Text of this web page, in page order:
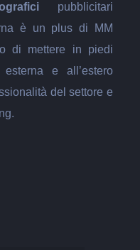
pubblicitari
è un plus di MM
di mettere in piedi
e all’estero
del settore e